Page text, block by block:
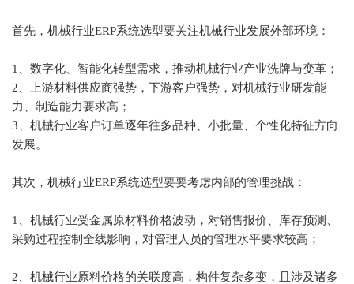
首先，机械行业ERP系统选型要关注机械行业发展外部环境：
1、数字化、智能化转型需求，推动机械行业产业洗牌与变革；
2、上游材料供应商强势，下游客户强势，对机械行业研发能
力、制造能力要求高；
3、机械行业客户订单逐年往多品种、小批量、个性化特征方向
发展。
其次，机械行业ERP系统选型要要考虑内部的管理挑战：
1、机械行业受金属原材料价格波动，对销售报价、库存预测、
采购过程控制全线影响，对管理人员的管理水平要求较高；
2、机械行业原料价格的关联度高，构件复杂多变，且涉及诸多